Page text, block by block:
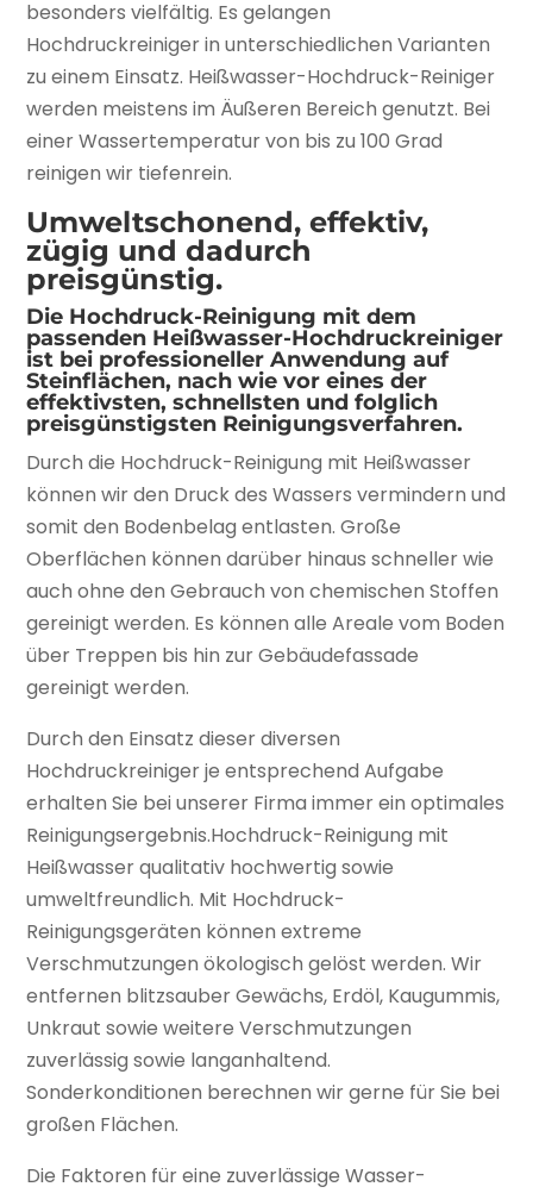
besonders vielfältig. Es gelangen
Hochdruckreiniger in unterschiedlichen Varianten
zu einem Einsatz. Heißwasser-Hochdruck-Reiniger
werden meistens im Äußeren Bereich genutzt. Bei
einer Wassertemperatur von bis zu 100 Grad
reinigen wir tiefenrein.
Umweltschonend, effektiv,
zügig und dadurch
preisgünstig.
Die Hochdruck-Reinigung mit dem
passenden Heißwasser-Hochdruckreiniger
ist bei professioneller Anwendung auf
Steinflächen, nach wie vor eines der
effektivsten, schnellsten und folglich
preisgünstigsten Reinigungsverfahren.
Durch die Hochdruck-Reinigung mit Heißwasser
können wir den Druck des Wassers vermindern und
somit den Bodenbelag entlasten. Große
Oberflächen können darüber hinaus schneller wie
auch ohne den Gebrauch von chemischen Stoffen
gereinigt werden. Es können alle Areale vom Boden
über Treppen bis hin zur Gebäudefassade
gereinigt werden.
Durch den Einsatz dieser diversen
Hochdruckreiniger je entsprechend Aufgabe
erhalten Sie bei unserer Firma immer ein optimales
Reinigungsergebnis.Hochdruck-Reinigung mit
Heißwasser qualitativ hochwertig sowie
umweltfreundlich. Mit Hochdruck-
Reinigungsgeräten können extreme
Verschmutzungen ökologisch gelöst werden. Wir
entfernen blitzsauber Gewächs, Erdöl, Kaugummis,
Unkraut sowie weitere Verschmutzungen
zuverlässig sowie langanhaltend.
Sonderkonditionen berechnen wir gerne für Sie bei
großen Flächen.
Die Faktoren für eine zuverlässige Wasser-